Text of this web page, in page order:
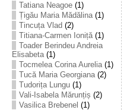
Tatiana Neagoe(1)
Țigău Maria Mădălina(1)
Tincuța Vlad (2)
Titiana-Carmen Ioniță(1)
Toader Berindeu Andreia
Elisabeta(1)
Tocmelea Corina Aurelia(1)
Tucă Maria Georgiana(2)
Tudorița Lungu(1)
Vali-Isabela Mărunțiș (2)
Vasilica Brebenel (1)